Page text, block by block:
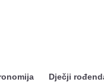
Dječji